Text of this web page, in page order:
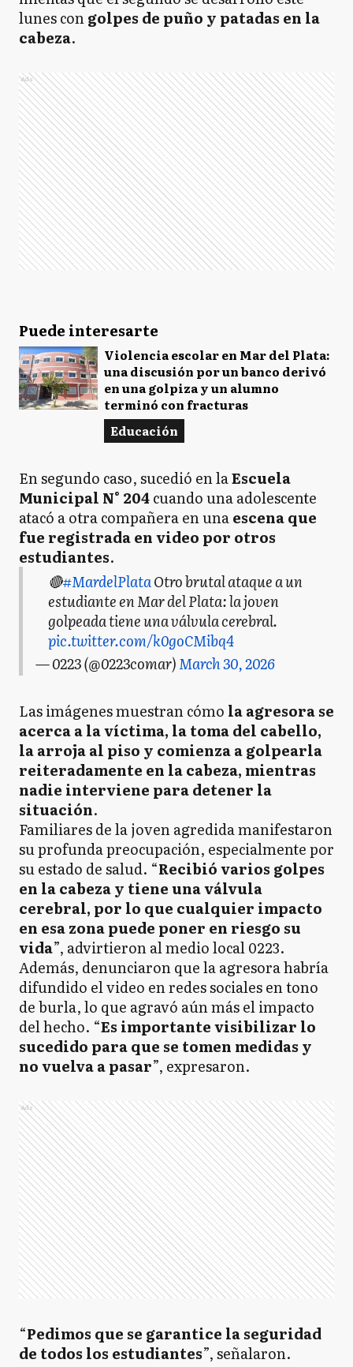
lunes congolpes de puño y patadas en la
cabeza.
Ads
Puede interesarte
Violencia escolar en Mar del Plata:
una discusión por un banco derivó
en una golpiza y un alumno
terminó con fracturas
Educación
En segundo caso, sucedió en laEscuela
Municipal N° 204cuando una adolescente
atacó a otra compañera en unaescena que
fue registrada en video por otros
estudiantes.
🔴#MardelPlataOtro brutal ataque a un
estudiante en Mar del Plata: la joven
golpeada tiene una válvula cerebral.
pic.twitter.com/k0goCMibq4
— 0223 (@0223comar)March 30, 2026
Las imágenes muestran cómo la agresora se
acerca a la víctima, la toma del cabello,
la arroja al piso y comienza a golpearla
reiteradamente en la cabeza, mientras
nadie interviene para detener la
situación.
Familiares de la joven agredida manifestaron
su profunda preocupación, especialmente por
su estado de salud. “Recibió varios golpes
en la cabeza y tiene una válvula
cerebral, por lo que cualquier impacto
en esa zona puede poner en riesgo su
vida”, advirtieron al medio local 0223.
Además, denunciaron que la agresora habría
difundido el video en redes sociales en tono
de burla, lo que agravó aún más el impacto
del hecho. “Es importante visibilizar lo
sucedido para que se tomen medidas y
no vuelva a pasar”, expresaron.
Ads
“Pedimos que se garantice la seguridad
de todos los estudiantes”, señalaron.